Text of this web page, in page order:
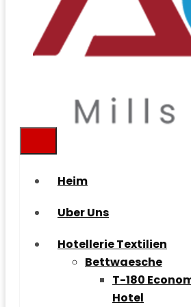
Heim
Uber Uns
Hotellerie Textilien
Bettwaesche
T-180
Hotel